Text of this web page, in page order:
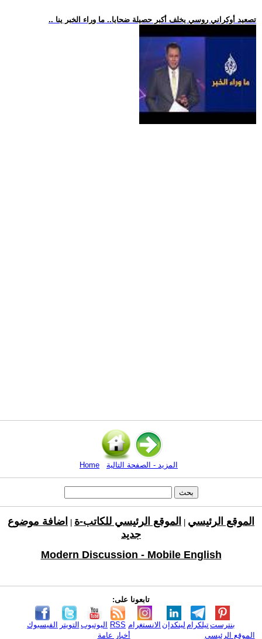
.. تصعيد أوكراني روسي يخلف أكبر حصيلة ضحايا.. ما وراء الخبر ينا
Home المزيد - الصفحة التالية
الموقع الرئيسي الموقع الرئيسي للكاتب-ة
اضافة موضوع
جديد
Modern Discussion - Mobile English
تابعونا على:
الفيسبوك التويتر اليوتيوب RSS الانستغرام لينكدإن تيلكرامبنترست
الموقع الرئيسي
أخبار عامة